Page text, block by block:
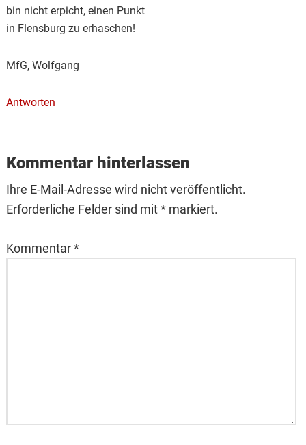
bin nicht erpicht, einen Punkt
in Flensburg zu erhaschen!
MfG, Wolfgang
Antworten
Kommentar hinterlassen
Ihre E-Mail-Adresse wird nicht veröffentlicht.
Erforderliche Felder sind mit * markiert.
Kommentar*